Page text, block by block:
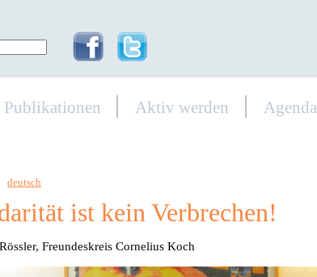
Publikationen Aktiv werden Agenda
deutsch
ist kein Verbrechen!
Freundeskreis Cornelius Koch